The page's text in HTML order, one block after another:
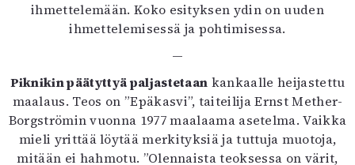
ihmettelemään. Koko esityksen ydin on uuden
ihmettelemisessä ja pohtimisessa.
—
Piknikin päätyttyä paljastetaan kankaalle heijastettu
maalaus. Teos on ”Epäkasvi”, taiteilija Ernst Mether-
Borgströmin vuonna 1977 maalaama asetelma. Vaikka
mieli yrittää löytää merkityksiä ja tuttuja muotoja,
mitään ei hahmotu. ”Olennaista teoksessa on värit,